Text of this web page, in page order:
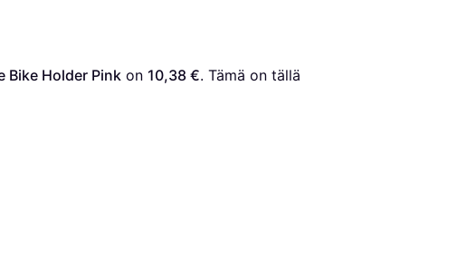
Bike Holder Pink on 10,38 €. Tämä on tällä